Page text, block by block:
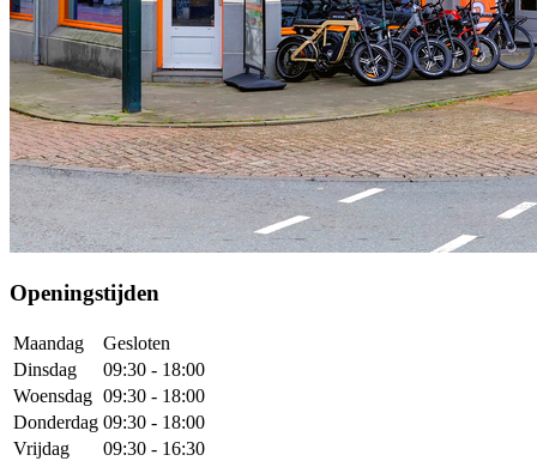
Openingstijden
Maandag
Gesloten
Dinsdag
09:30 - 18:00
Woensdag 09:30 - 18:00
Donderdag 09:30 - 18:00
Vrijdag
09:30 - 16:30